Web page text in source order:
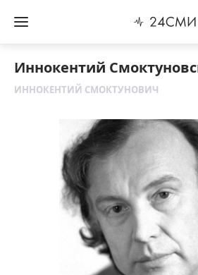
Иннокентий
ИННОКЕНТИЙ СМОКТУНОВИЧ